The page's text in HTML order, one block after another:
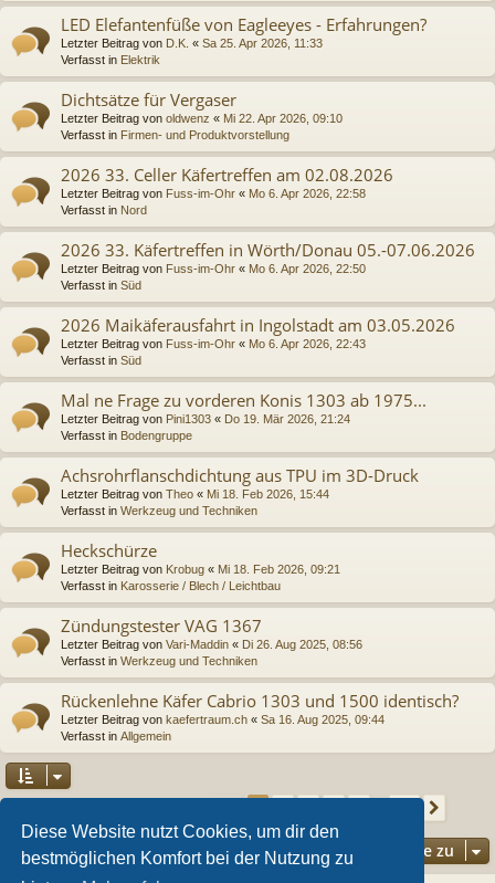
Diese Website nutzt Cookies, um dir den
bestmöglichen Komfort bei der Nutzung zu
LED Elefantenfüße von Eagleeyes - Erfahrungen?
Letzter Beitrag von D.K. « Sa 25. Apr 2026, 11:33
Verfasst in Elektrik
Dichtsätze für Vergaser
Letzter Beitrag von oldwenz « Mi 22. Apr 2026, 09:10
Verfasst in Firmen- und Produktvorstellung
2026 33. Celler Käfertreffen am 02.08.2026
Letzter Beitrag von Fuss-im-Ohr « Mo 6. Apr 2026, 22:58
Verfasst in Nord
2026 33. Käfertreffen in Wörth/Donau 05.-07.06.2026
Letzter Beitrag von Fuss-im-Ohr « Mo 6. Apr 2026, 22:50
Verfasst in Süd
2026 Maikäferausfahrt in Ingolstadt am 03.05.2026
Letzter Beitrag von Fuss-im-Ohr « Mo 6. Apr 2026, 22:43
Verfasst in Süd
Mal ne Frage zu vorderen Konis 1303 ab 1975...
Letzter Beitrag von Pini1303 « Do 19. Mär 2026, 21:24
Verfasst in Bodengruppe
Achsrohrflanschdichtung aus TPU im 3D-Druck
Letzter Beitrag von Theo « Mi 18. Feb 2026, 15:44
Verfasst in Werkzeug und Techniken
Heckschürze
Letzter Beitrag von Krobug « Mi 18. Feb 2026, 09:21
Verfasst in Karosserie / Blech / Leichtbau
Zündungstester VAG 1367
Letzter Beitrag von Vari-Maddin « Di 26. Aug 2025, 08:56
Verfasst in Werkzeug und Techniken
Rückenlehne Käfer Cabrio 1303 und 1500 identisch?
Letzter Beitrag von kaefertraum.ch « Sa 16. Aug 2025, 09:44
Verfasst in Allgemein
Gehe zu